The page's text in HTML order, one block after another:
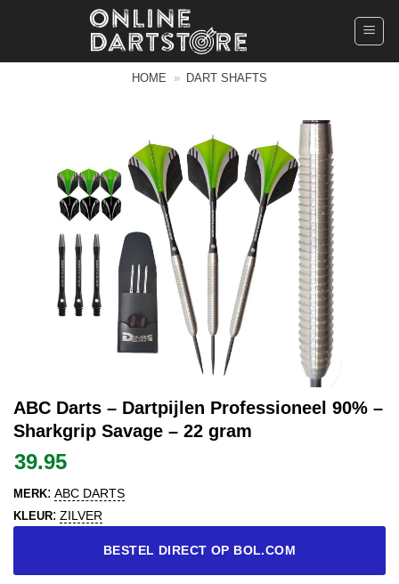
HOME » DART SHAFTS
ABC Darts – Dartpijlen Professioneel 90% –
Sharkgrip Savage – 22 gram
39.95
MERK: ABC DARTS
KLEUR: ZILVER
BESTEL DIRECT OP BOL.COM